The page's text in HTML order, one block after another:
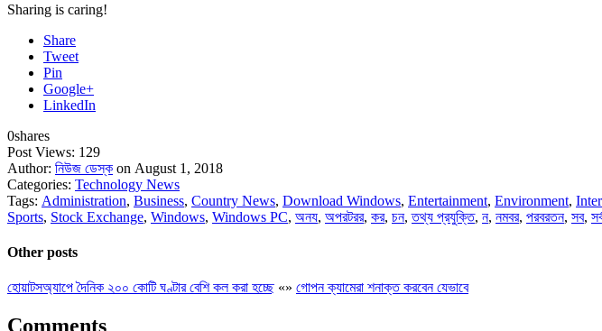
Sharing is caring!
Share
Tweet
Pin
Google+
LinkedIn
0shares
Post Views: 129
Author: নিউজ ডেস্ক on August 1, 2018
Categories: Technology News
Tags: Administration, Business, Country News, Download Windows, Entertainment, Environment,
Sports, Stock Exchange, Windows, Windows PC, অনয, অপরটরর, কর, চন,তথ্য প্রযুক্তি, ন, নমবর, পরবরতন, সব,
Other posts
হোয়াটসঅ্যাপে দৈনিক ২০০ কোটি ঘণ্টার বেশি কল করা হচ্ছে «» গোপন ক্যামেরা শনাক্ত করবেন যেভাবে
Comments